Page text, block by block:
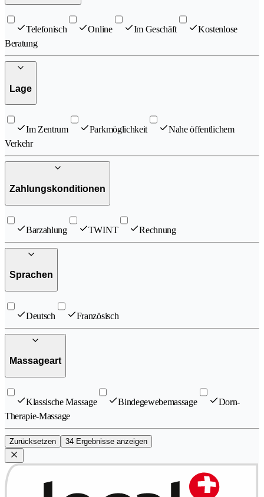
Telefonisch Online Im Geschäft
Kostenlose
Beratung
Lage
Im Zentrum Parkmöglichkeit
Nahe öffentlichem
Verkehr
Zahlungskonditionen
Barzahlung TWINT Rechnung
Sprachen
Deutsch Französisch
Massageart
Klassische Massage Bindegewebemassage
Dorn-
Therapie-Massage
Zurücksetzen 34 Ergebnisse anzeigen